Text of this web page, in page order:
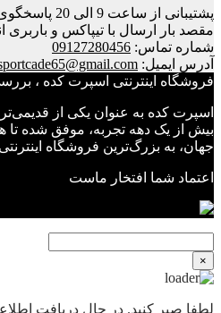
پشتیبانی از
مقصد بار ارسال با تيپاكس و باربری
شماره تماس: 09127280456
آدرس ایمیل:
فروشگاه اینترنتی اسپرت کده ،
اسپرت کده به عنوان یکی از
بیش از یک دهه تجربه، موفق شده تا
جهان، به بزرگ‌ترین فروشگاه
اعتماد شما افتخار ماست
×
لطفا صبر کنید. در حال دریافت